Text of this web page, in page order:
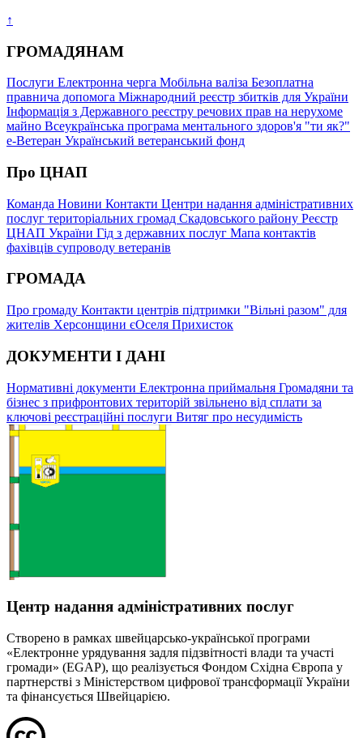
↑
ГРОМАДЯНАМ
Послуги Електронна черга Мобільна валіза Безоплатна
правнича допомога Міжнародний реєстр збитків для України
Інформація з Державного реєстру речових прав на нерухоме
майно Всеукраїнська програма ментального здоров'я "ти як?"
е-Ветеран Український ветеранський фонд
Про ЦНАП
Команда Новини Контакти Центри надання адміністративних
послуг територіальних громад Скадовського району Реєстр
ЦНАП України Гід з державних послуг Мапа контактів
фахівців супроводу ветеранів
ГРОМАДА
Про громаду Контакти центрів підтримки "Вільні разом" для
жителів Херсонщини єОселя Прихисток
ДОКУМЕНТИ І ДАНІ
Нормативні документи Електронна приймальня Громадяни та
бізнес з прифронтових територій звільнено від сплати за
ключові реєстраційні послуги Витяг про несудимість
Центр надання адміністративних послуг
Створено в рамках швейцарсько-української програми
«Електронне урядування задля підзвітності влади та участі
громади» (EGAP), що реалізується Фондом Східна Європа у
партнерстві з Міністерством цифрової трансформації України
та фінансується Швейцарією.